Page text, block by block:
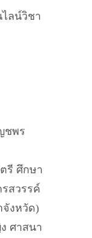
ลน์วิชา
ชพร
รี ศึกษา
สวรรค์
จังหวัด)
ศาสนา